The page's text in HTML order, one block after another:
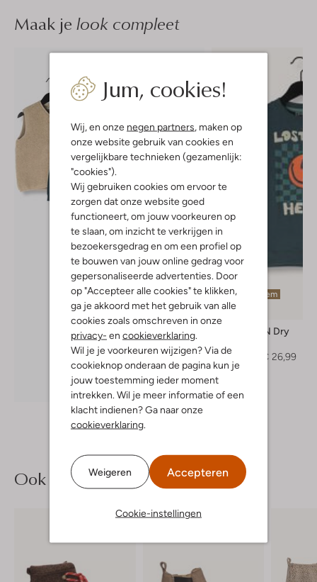
Jum, cookies!
Wij, en onze negen partners, maken op
onze website gebruik van cookies en
vergelijkbare technieken (gezamenlijk:
"cookies").
Wij gebruiken cookies om ervoor te
zorgen dat onze website goed
functioneert, om jouw voorkeuren op
te slaan, om inzicht te verkrijgen in
bezoekersgedrag en om een profiel op
te bouwen van jouw online gedrag voor
gepersonaliseerde advertenties. Door
op "Accepteer alle cookies" te klikken,
ga je akkoord met het gebruik van alle
cookies zoals omschreven in onze
privacy- en cookieverklaring.
Wil je je voorkeuren wijzigen? Via de
cookieknop onderaan de pagina kun je
jouw toestemming ieder moment
intrekken. Wil je meer informatie of een
klacht indienen? Ga naar onze
cookieverklaring.
Weigeren Accepteren
Cookie-instellingen
Maak je look compleet
Ontdek de look
Laatste item
-30%
Tumble 'n Dry
€ 37,99
€ 26,99
Ook iets voor jou?